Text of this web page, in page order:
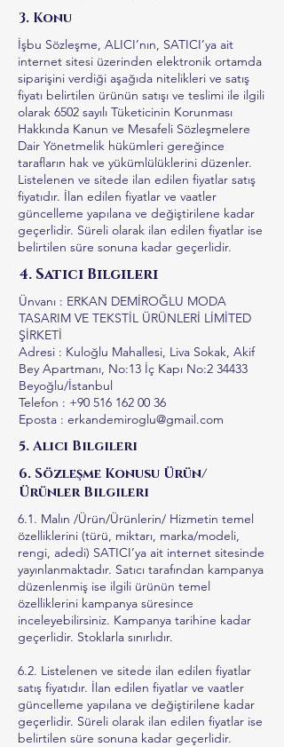
3. Konu
İşbu Sözleşme, ALICI’nın, SATICI’ya ait
internet sitesi üzerinden elektronik ortamda
siparişini verdiği aşağıda nitelikleri ve satış
fiyatı belirtilen ürünün satışı ve teslimi ile ilgili
olarak 6502 sayılı Tüketicinin Korunması
Hakkında Kanun ve Mesafeli Sözleşmelere
Dair Yönetmelik hükümleri gereğince
tarafların hak ve yükümlülüklerini düzenler.
Listelenen ve sitede ilan edilen fiyatlar satış
fiyatıdır. İlan edilen fiyatlar ve vaatler
güncelleme yapılana ve değiştirilene kadar
geçerlidir. Süreli olarak ilan edilen fiyatlar ise
belirtilen süre sonuna kadar geçerlidir.
4. Satıcı Bilgileri
Ünvanı : ERKAN DEMİROĞLU MODA
TASARIM VE TEKSTİL ÜRÜNLERİ LİMİTED
ŞİRKETİ
Adresi : Kuloğlu Mahallesi, Liva Sokak, Akif
Bey Apartmanı, No:13 İç Kapı No:2 34433
Beyoğlu/İstanbul
Telefon : +90 516 162 00 36
Eposta : erkandemiroglu@gmail.com
5. Alıcı Bilgileri
6. Sözleşme Konusu Ürün/
Ürünler Bilgileri
6.1. Malın /Ürün/Ürünlerin/ Hizmetin temel
özelliklerini (türü, miktarı, marka/modeli,
rengi, adedi) SATICI’ya ait internet sitesinde
yayınlanmaktadır. Satıcı tarafından kampanya
düzenlenmiş ise ilgili ürünün temel
özelliklerini kampanya süresince
inceleyebilirsiniz. Kampanya tarihine kadar
geçerlidir. Stoklarla sınırlıdır.
6.2. Listelenen ve sitede ilan edilen fiyatlar
satış fiyatıdır. İlan edilen fiyatlar ve vaatler
güncelleme yapılana ve değiştirilene kadar
geçerlidir. Süreli olarak ilan edilen fiyatlar ise
belirtilen süre sonuna kadar geçerlidir.